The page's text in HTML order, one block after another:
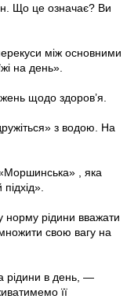
Що це означає? Ви
між основними
на день».
щодо здоров’я.
з водою. На
, яка
рідини вважати
свою вагу на
рідини в день, —
її